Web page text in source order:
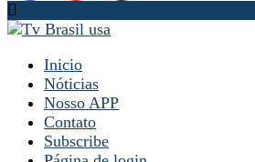
Inicio
Nóticias
Nosso APP
Contato
Subscribe